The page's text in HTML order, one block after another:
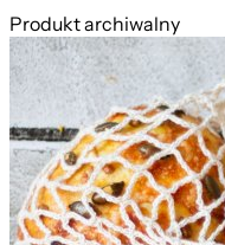
Produkt archiwalny